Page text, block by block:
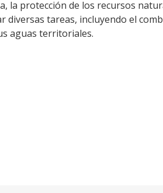
protección de los recursos
tareas, incluyendo el
aguas territoriales.